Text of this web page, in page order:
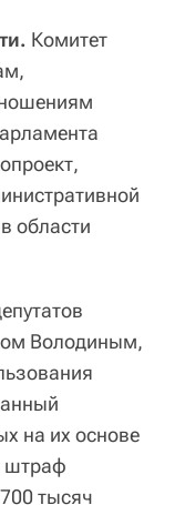
Комитет
области
Володиным,
на их основе
штраф
тысяч